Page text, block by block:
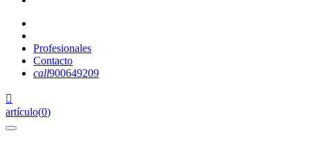
Profesionales
Contacto
call900649209

artículo(0)